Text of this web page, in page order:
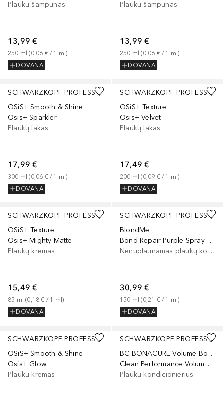
Plaukų šampūnas
13,99 €
250 ml (0,06 € / 1 ml)
DOVANA
Plaukų šampūnas
13,99 €
250 ml (0,06 € / 1 ml)
DOVANA
SCHWARZKOPF PROFESSIONAL
OSiS+ Smooth & Shine
Osis+ Sparkler
Plaukų lakas
17,99 €
300 ml (0,06 € / 1 ml)
DOVANA
SCHWARZKOPF PROFESSIONAL
OSiS+ Texture
Osis+ Velvet
Plaukų lakas
17,49 €
200 ml (0,09 € / 1 ml)
DOVANA
SCHWARZKOPF PROFESSIONAL
OSiS+ Texture
Osis+ Mighty Matte
Plaukų kremas
15,49 €
85 ml (0,18 € / 1 ml)
DOVANA
SCHWARZKOPF PROFESSIONAL
BlondMe
Bond Repair Purple Spray Conditioner
Nenuplaunamas plaukų kondicionierius
30,99 €
150 ml (0,21 € / 1 ml)
DOVANA
SCHWARZKOPF PROFESSIONAL
OSiS+ Smooth & Shine
Osis+ Glow
Plaukų kremas
SCHWARZKOPF PROFESSIONAL
BC BONACURE Volume Boost
Clean Performance Volume Boost Jelly Conditioner
Plaukų kondicionierius